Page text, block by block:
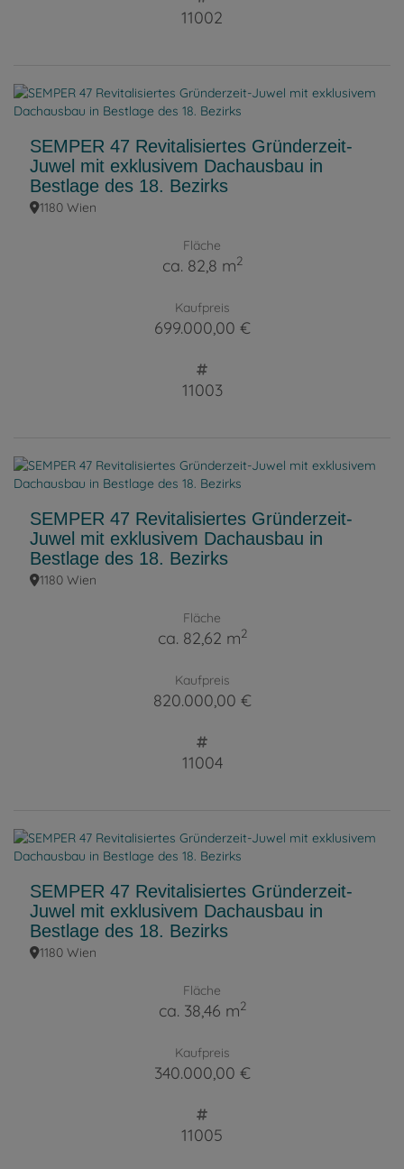
11002
SEMPER 47 Revitalisiertes Gründerzeit-
Juwel mit exklusivem Dachausbau in
Bestlage des 18. Bezirks
1180 Wien
Fläche
ca. 82,8 m2
Kaufpreis
699.000,00 €
11003
SEMPER 47 Revitalisiertes Gründerzeit-
Juwel mit exklusivem Dachausbau in
Bestlage des 18. Bezirks
1180 Wien
Fläche
ca. 82,62 m2
Kaufpreis
820.000,00 €
11004
SEMPER 47 Revitalisiertes Gründerzeit-
Juwel mit exklusivem Dachausbau in
Bestlage des 18. Bezirks
1180 Wien
Fläche
ca. 38,46 m2
Kaufpreis
340.000,00 €
11005